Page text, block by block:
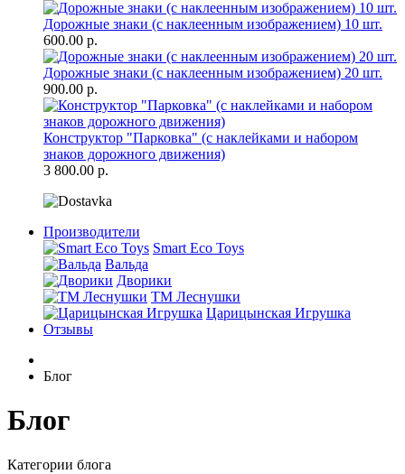
Дорожные знаки (с наклеенным изображением) 10 шт.
600.00 р.
Дорожные знаки (с наклеенным изображением) 20 шт.
900.00 р.
Конструктор "Парковка" (с наклейками и набором
знаков дорожного движения)
3 800.00 р.
Производители
Smart Eco Toys
Вальда
Дворики
ТМ Леснушки
Царицынская Игрушка
Отзывы
Блог
Блог
Категории блога